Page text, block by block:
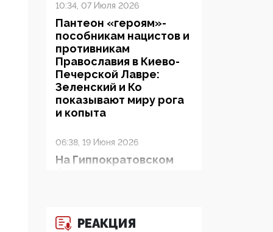
10:34, 07 Июля 2026
Пантеон «героям»-
пособникам нацистов и
противникам
Православия в Киево-
Печерской Лавре:
Зеленский и Ко
показывают миру рога
и копыта
06:38, 19 Июня 2026
На Гиппократовском
больше, чем кровные
РЕАКЦИЯ